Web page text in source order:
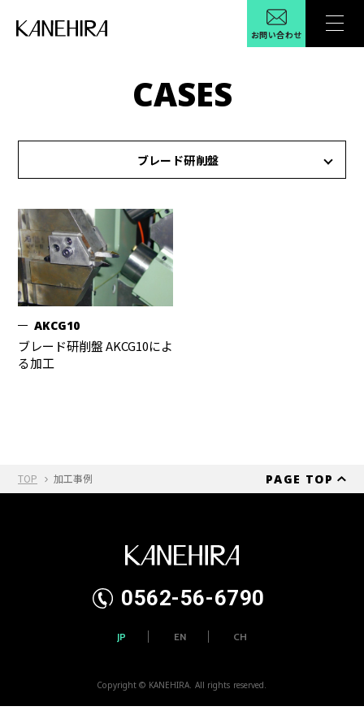
お問い合わせ
CASES
ブレード研削盤
AKCG10
ブレード研削盤 AKCG10によ
る加工
TOP 加工事例 PAGE TOP
0562-56-6790
JP EN CH
Copyright © KANEHIRA. All rights reserved.